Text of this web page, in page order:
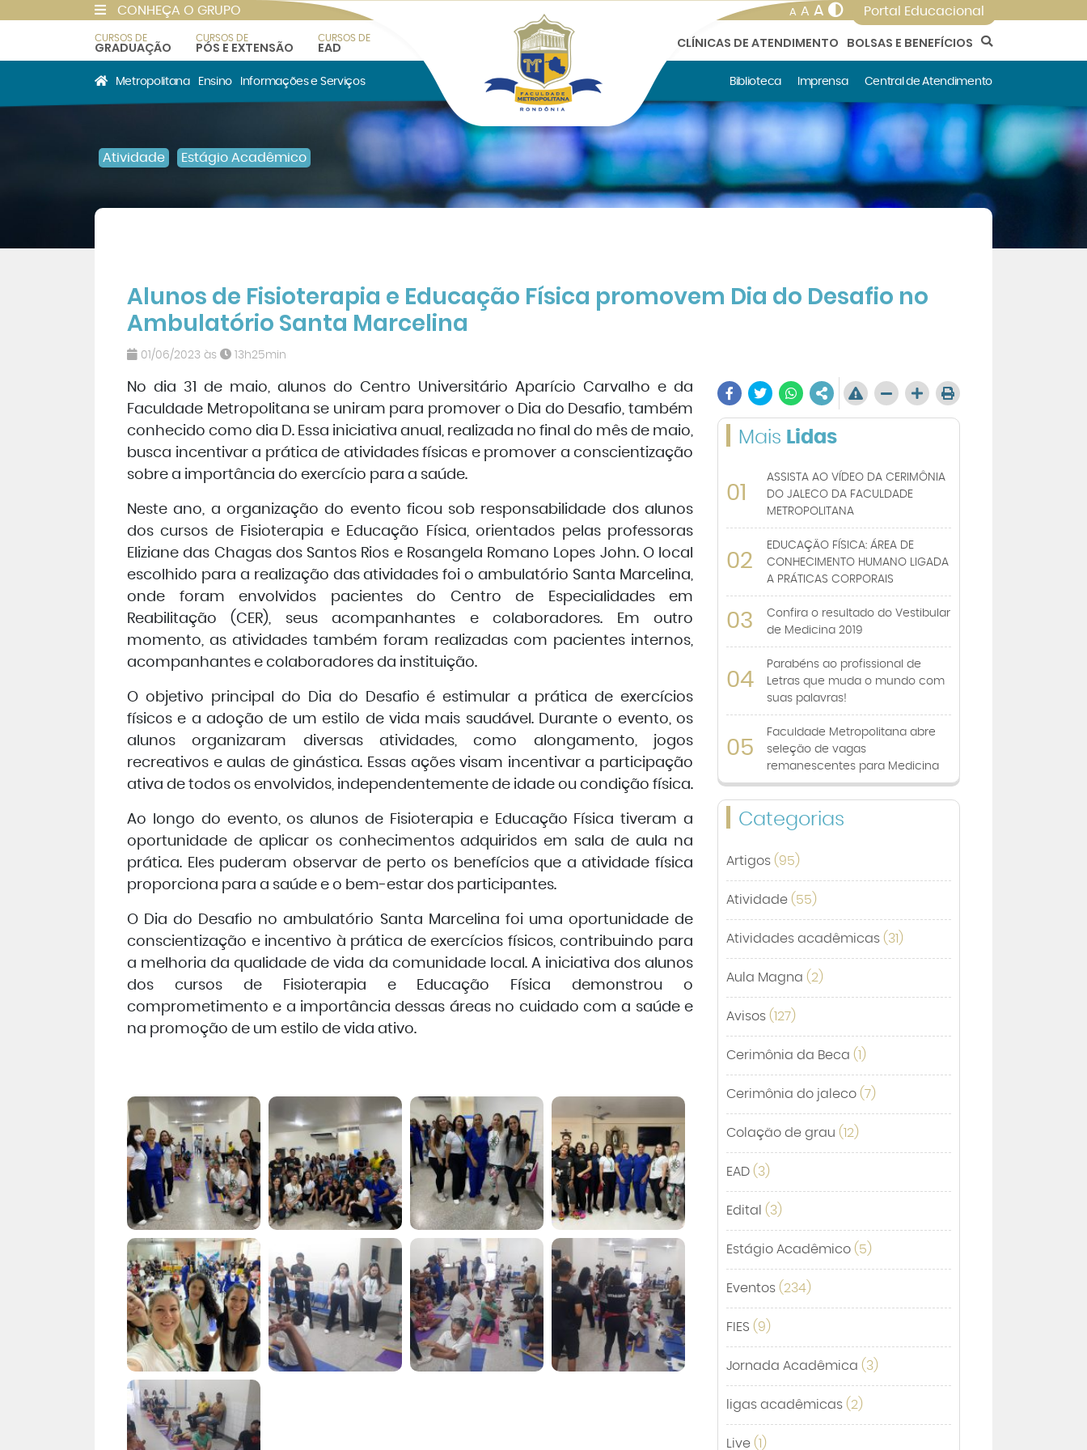
CONHEÇA O GRUPO A A A Portal Educacional
CURSOS DE
GRADUAÇÃO
CURSOS DE
PÓS E EXTENSÃO
CURSOS DE
EAD CLÍNICAS DE ATENDIMENTO BOLSAS E BENEFÍCIOS
Metropolitana Ensino Informações e Serviços Biblioteca Imprensa Central de Atendimento
Atividade Estágio Acadêmico
Alunos de Fisioterapia e Educação Física promovem Dia do Desafio no
Ambulatório Santa Marcelina
01/06/2023 às 13h25min
No dia 31 de maio, alunos do Centro Universitário Aparício Carvalho e da
Faculdade Metropolitana se uniram para promover o Dia do Desafio, também
conhecido como dia D. Essa iniciativa anual, realizada no final do mês de maio,
busca incentivar a prática de atividades físicas e promover a conscientização
sobre a importância do exercício para a saúde.
Neste ano, a organização do evento ficou sob responsabilidade dos alunos
dos cursos de Fisioterapia e Educação Física, orientados pelas professoras
Eliziane das Chagas dos Santos Rios e Rosangela Romano Lopes John. O local
escolhido para a realização das atividades foi o ambulatório Santa Marcelina,
onde foram envolvidos pacientes do Centro de Especialidades em
Reabilitação (CER), seus acompanhantes e colaboradores. Em outro
momento, as atividades também foram realizadas com pacientes internos,
acompanhantes e colaboradores da instituição.
O objetivo principal do Dia do Desafio é estimular a prática de exercícios
físicos e a adoção de um estilo de vida mais saudável. Durante o evento, os
alunos organizaram diversas atividades, como alongamento, jogos
recreativos e aulas de ginástica. Essas ações visam incentivar a participação
ativa de todos os envolvidos, independentemente de idade ou condição física.
Ao longo do evento, os alunos de Fisioterapia e Educação Física tiveram a
oportunidade de aplicar os conhecimentos adquiridos em sala de aula na
prática. Eles puderam observar de perto os benefícios que a atividade física
proporciona para a saúde e o bem-estar dos participantes.
O Dia do Desafio no ambulatório Santa Marcelina foi uma oportunidade de
conscientização e incentivo à prática de exercícios físicos, contribuindo para
a melhoria da qualidade de vida da comunidade local. A iniciativa dos alunos
dos cursos de Fisioterapia e Educação Física demonstrou o
comprometimento e a importância dessas áreas no cuidado com a saúde e
na promoção de um estilo de vida ativo.
Mais Lidas
01
ASSISTA AO VÍDEO DA CERIMÔNIA
DO JALECO DA FACULDADE
METROPOLITANA
02
EDUCAÇÃO FÍSICA: ÁREA DE
CONHECIMENTO HUMANO LIGADA
A PRÁTICAS CORPORAIS
03
Confira o resultado do Vestibular
de Medicina 2019
04
Parabéns ao profissional de
Letras que muda o mundo com
suas palavras!
05
Faculdade Metropolitana abre
seleção de vagas
remanescentes para Medicina
Categorias
Artigos (95)
Atividade (55)
Atividades acadêmicas (31)
Aula Magna (2)
Avisos (127)
Cerimônia da Beca (1)
Cerimônia do jaleco (7)
Colação de grau (12)
EAD (3)
Edital (3)
Estágio Acadêmico (5)
Eventos (234)
FIES (9)
Jornada Acadêmica (3)
ligas acadêmicas (2)
Live (1)